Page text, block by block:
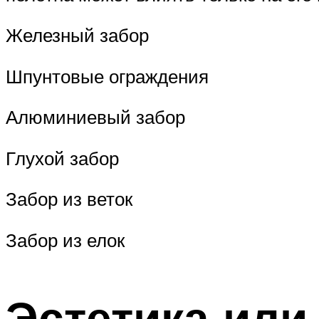
Железный забор
Шпунтовые ограждения
Алюминиевый забор
Глухой забор
Забор из веток
Забор из елок